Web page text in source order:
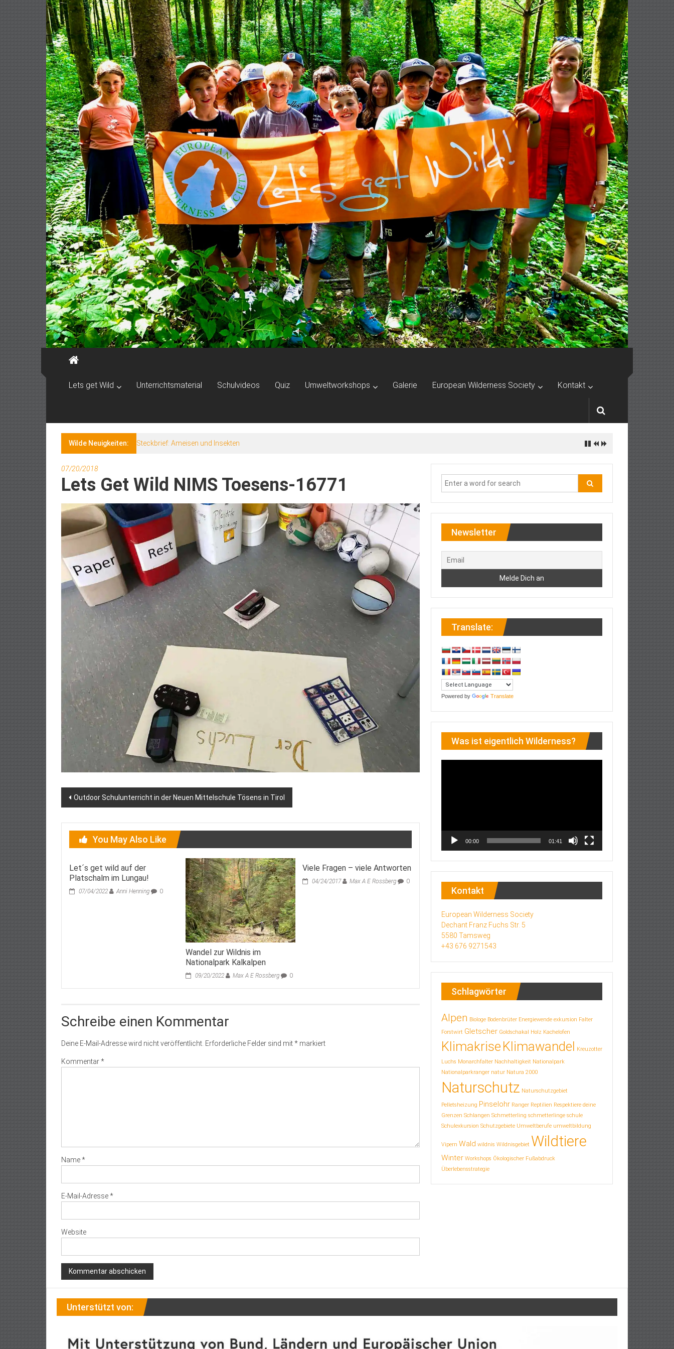
Lets get Wild Unterrichtsmaterial Schulvideos Quiz Umweltworkshops Galerie European Wilderness Society Kontakt
Wilde Neuigkeiten: Steckbrief: Ameisen und Insekten
07/20/2018
Lets Get Wild NIMS Toesens-16771
Post
Outdoor Schulunterricht in der Neuen Mittelschule Tösens in Tirol
You May Also Like
Let´s get wild auf der
Platschalm im Lungau!
07/04/2022 Anni Henning 0
Wandel zur Wildnis im
Nationalpark Kalkalpen
09/20/2022 Max A E Rossberg 0
Viele Fragen – viele Antworten
04/24/2017 Max A E Rossberg 0
Schreibe einen Kommentar
Deine E-Mail-Adresse wird nicht veröffentlicht. Erforderliche Felder sind mit* markiert
Kommentar*
Name*
E-Mail-Adresse*
Website
Newsletter
Translate:
Powered by Translate
Was ist eigentlich Wilderness?
00:00 01:41
Kontakt
European Wilderness Society
Dechant Franz Fuchs Str. 5
5580 Tamsweg
+43 676 9271543
Schlagwörter
Alpen Biologe Bodenbrüter Energiewende exkursion Falter
Forstwirt Gletscher Goldschakal Holz Kachelofen
Klimakrise Klimawandel Kreuzotter
Luchs Monarchfalter Nachhaltigkeit Nationalpark
Nationalparkranger natur Natura 2000
Naturschutz Naturschutzgebiet
Pelletsheizung Pinselohr Ranger Reptilien Respektiere deine
Grenzen Schlangen Schmetterling schmetterlinge schule
Schulexkursion Schutzgebiete Umweltberufe umweltbildung
Vipern Wald wildnis Wildnisgebiet Wildtiere
Winter Workshops Ökologischer Fußabdruck
Überlebensstrategie
Unterstützt von: